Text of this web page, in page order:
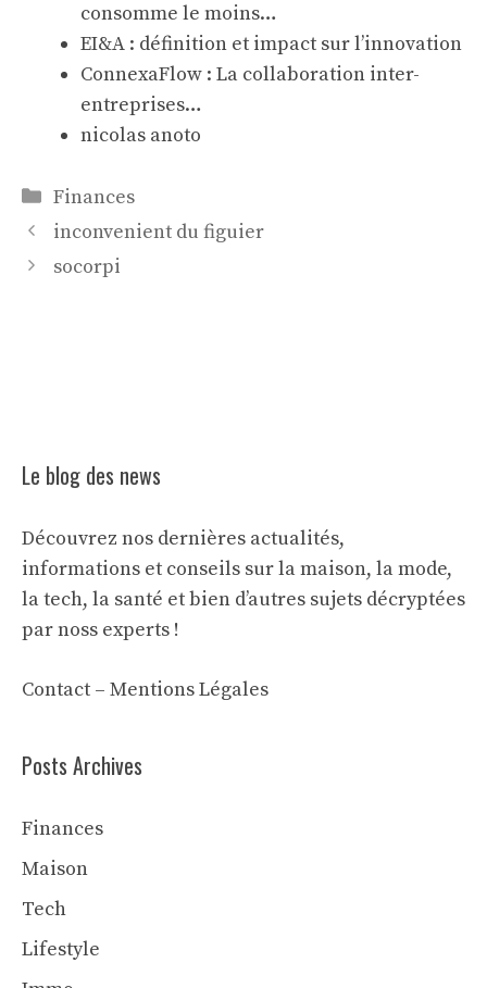
consomme le moins…
EI&A : définition et impact sur l’innovation
ConnexaFlow : La collaboration inter-
entreprises…
nicolas anoto
Catégories
Finances
inconvenient du figuier
socorpi
Le blog des news
Découvrez nos dernières actualités,
informations et conseils sur la maison, la mode,
la tech, la santé et bien d’autres sujets décryptées
par noss experts !
Contact – Mentions Légales
Posts Archives
Finances
Maison
Tech
Lifestyle